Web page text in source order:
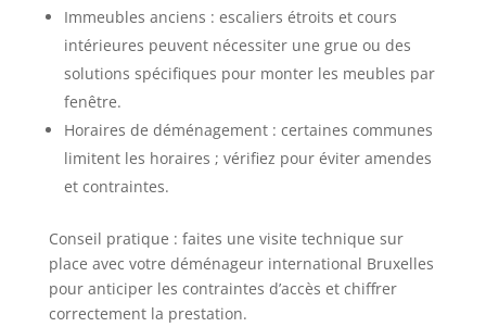
Immeubles anciens : escaliers étroits et cours
intérieures peuvent nécessiter une grue ou des
solutions spécifiques pour monter les meubles par
fenêtre.
Horaires de déménagement : certaines communes
limitent les horaires ; vérifiez pour éviter amendes
et contraintes.
Conseil pratique : faites une visite technique sur
place avec votre déménageur international Bruxelles
pour anticiper les contraintes d’accès et chiffrer
correctement la prestation.